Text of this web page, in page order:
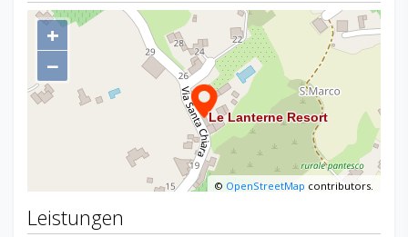
+
−
© OpenStreetMap contributors.
Leistungen